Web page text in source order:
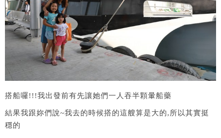
搭船囉!!!我出發前有先讓她們一人吞半顆暈船藥
結果我跟妳們說~我去的時候搭的這艘算是大的,所以其實挺
穩的